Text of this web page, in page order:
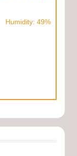
Humidity: 49%